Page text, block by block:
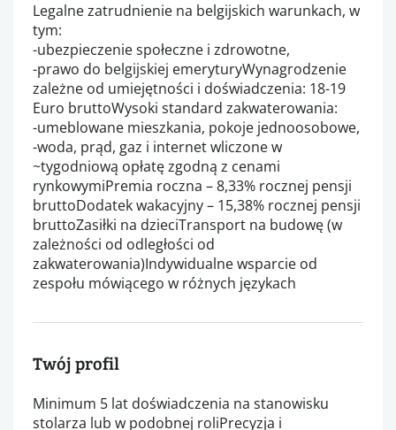
Legalne zatrudnienie na belgijskich warunkach, w
tym:
-ubezpieczenie społeczne i zdrowotne,
-prawo do belgijskiej emeryturyWynagrodzenie
zależne od umiejętności i doświadczenia: 18-19
Euro bruttoWysoki standard zakwaterowania:
-umeblowane mieszkania, pokoje jednoosobowe,
-woda, prąd, gaz i internet wliczone w
~tygodniową opłatę zgodną z cenami
rynkowymiPremia roczna – 8,33% rocznej pensji
bruttoDodatek wakacyjny – 15,38% rocznej pensji
bruttoZasiłki na dzieciTransport na budowę (w
zależności od odległości od
zakwaterowania)Indywidualne wsparcie od
zespołu mówiącego w różnych językach
Twój profil
Minimum 5 lat doświadczenia na stanowisku
stolarza lub w podobnej roliPrecyzja i